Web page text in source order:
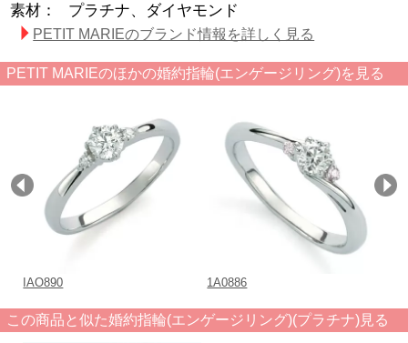
素材：
プラチナ、ダイヤモンド
PETIT MARIEのブランド情報を詳しく見る
PETIT MARIEのほかの婚約指輪(エンゲージリング)を見る
IAO890 1A0886
この商品と似た婚約指輪(エンゲージリング)(プラチナ)見る